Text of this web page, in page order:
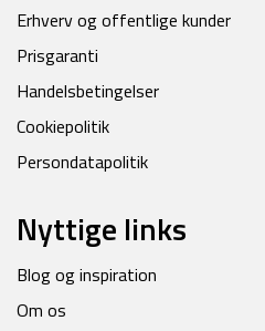
Erhverv og offentlige kunder
Prisgaranti
Handelsbetingelser
Cookiepolitik
Persondatapolitik
Nyttige links
Blog og inspiration
Om os